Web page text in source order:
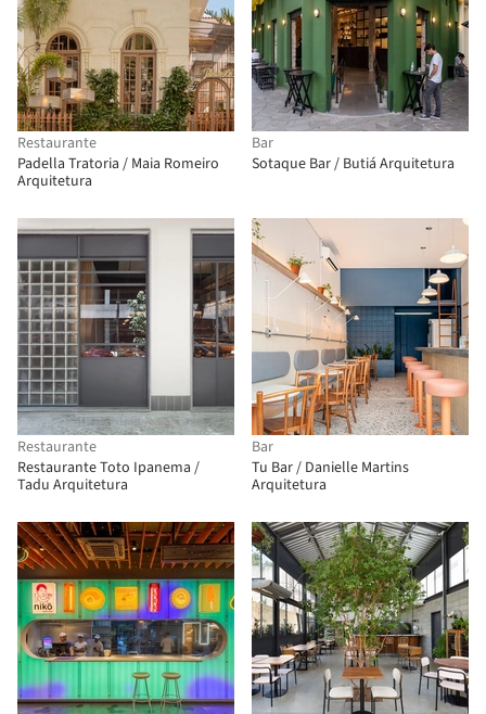
Restaurante
Padella Tratoria / Maia Romeiro
Arquitetura
Bar
Sotaque Bar / Butiá Arquitetura
Restaurante
Restaurante Toto Ipanema /
Tadu Arquitetura
Bar
Tu Bar / Danielle Martins
Arquitetura